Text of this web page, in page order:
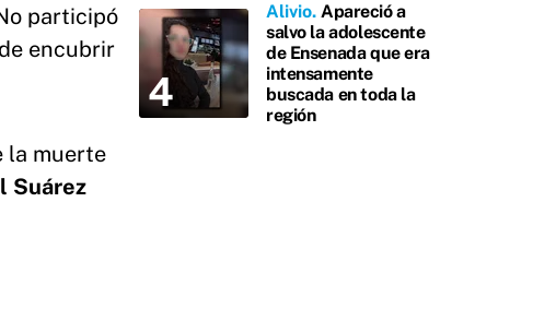
participó
encubrir
la muerte
Suárez
Alivio Apareció a
salvo la adolescente
de Ensenada que era
intensamente
buscada en toda la
región